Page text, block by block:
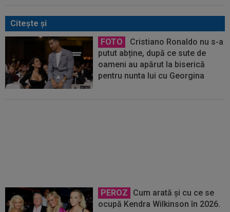
Citeşte şi
FOTO
Cristiano Ronaldo nu s-a
putut abține, după ce sute de
oameni au apărut la biserică
pentru nunta lui cu Georgina
PEROZ
Cum arată și cu ce se
ocupă Kendra Wilkinson în 2026.